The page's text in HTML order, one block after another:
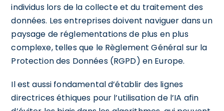
individus lors de la collecte et du traitement des
données. Les entreprises doivent naviguer dans un
paysage de réglementations de plus en plus
complexe, telles que le Règlement Général sur la
Protection des Données (RGPD) en Europe.
Il est aussi fondamental d’établir des lignes
directrices éthiques pour l’utilisation de l’IA afin